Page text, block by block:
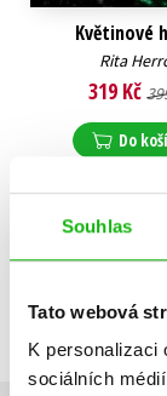
Souhlas
Tato webová
K personalizaci
sociálních
Květinové
Rita
319 Kč
Do